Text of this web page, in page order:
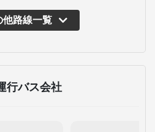
他路線一覧
行バス会社